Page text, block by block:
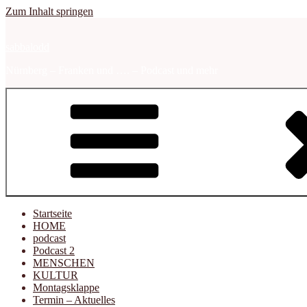
Zum Inhalt springen
Startseite
HOME
podcast
Podcast 2
MENSCHEN
KULTUR
Montagsklappe
Termin – Aktuelles